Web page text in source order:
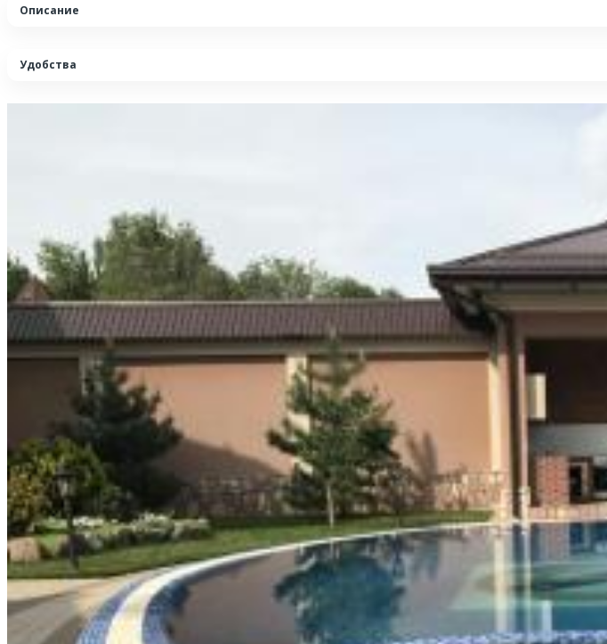
Описание
Удобства